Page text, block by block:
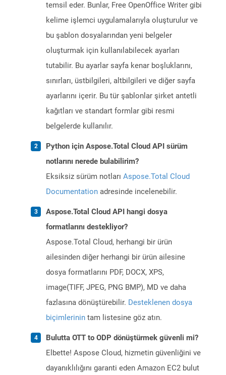
temsil eder. Bunlar, Free OpenOffice Writer gibi
kelime işlemci uygulamalarıyla oluşturulur ve
bu şablon dosyalarından yeni belgeler
oluşturmak için kullanılabilecek ayarları
tutabilir. Bu ayarlar sayfa kenar boşluklarını,
sınırları, üstbilgileri, altbilgileri ve diğer sayfa
ayarlarını içerir. Bu tür şablonlar şirket antetli
kağıtları ve standart formlar gibi resmi
belgelerde kullanılır.
Python için Aspose.Total Cloud API sürüm
notlarını nerede bulabilirim?
Eksiksiz sürüm notları Aspose.Total Cloud
Documentation adresinde incelenebilir.
Aspose.Total Cloud API hangi dosya
formatlarını destekliyor?
Aspose.Total Cloud, herhangi bir ürün
ailesinden diğer herhangi bir ürün ailesine
dosya formatlarını PDF, DOCX, XPS,
image(TIFF, JPEG, PNG BMP), MD ve daha
fazlasına dönüştürebilir. Desteklenen dosya
biçimlerinin tam listesine göz atın.
Bulutta OTT to ODP dönüştürmek güvenli mi?
Elbette! Aspose Cloud, hizmetin güvenliğini ve
dayanıklılığını garanti eden Amazon EC2 bulut